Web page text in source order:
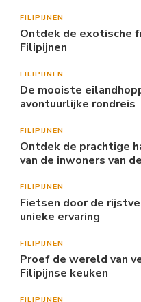
FILIPIJNEN
Ontdek de exotische
Filipijnen
FILIPIJNEN
De mooiste
avontuurlijke rondreis
FILIPIJNEN
Ontdek de prachtige
van de inwoners van
FILIPIJNEN
Fietsen door de
unieke ervaring
FILIPIJNEN
Proef de wereld van
Filipijnse keuken
FILIPIJNEN